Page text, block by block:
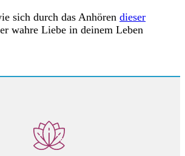
sich durch das Anhören dieser
wahre Liebe in deinem Leben